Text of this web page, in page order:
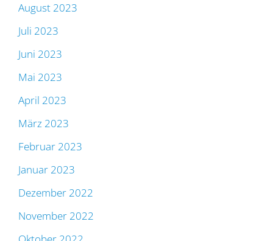
August 2023
Juli 2023
Juni 2023
Mai 2023
April 2023
März 2023
Februar 2023
Januar 2023
Dezember 2022
November 2022